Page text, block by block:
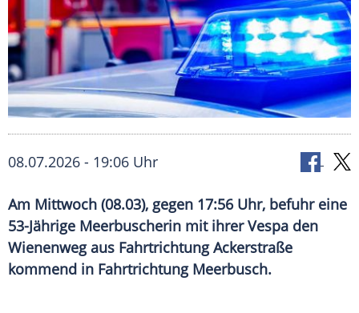
08.07.2026 - 19:06 Uhr
Am Mittwoch (08.03), gegen 17:56 Uhr, befuhr eine
53-Jährige Meerbuscherin mit ihrer Vespa den
Wienenweg aus Fahrtrichtung Ackerstraße
kommend in Fahrtrichtung Meerbusch.